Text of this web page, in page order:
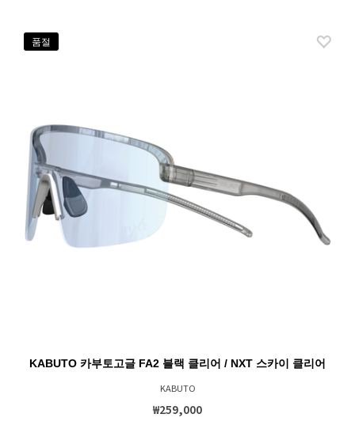
품절
KABUTO 카부토고글 FA2 블랙 클리어 / NXT 스카이 클리어
KABUTO
₩259,000